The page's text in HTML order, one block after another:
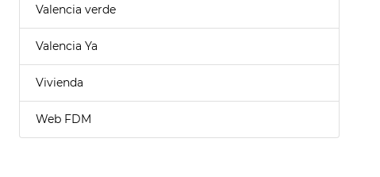
Valencia verde
Valencia Ya
Vivienda
Web FDM